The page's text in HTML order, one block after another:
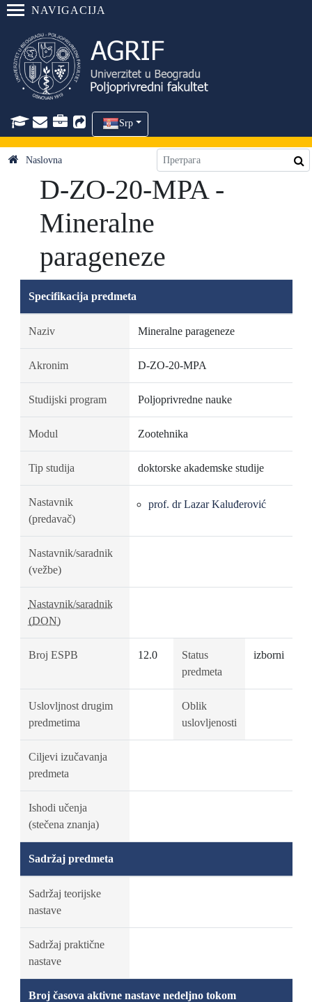
NAVIGACIJA
Srp
Naslovna
D-ZO-20-MPA -
Mineralne
parageneze
Specifikacija predmeta
Naziv Mineralne parageneze
Akronim D-ZO-20-MPA
Studijski program Poljoprivredne nauke
Modul Zootehnika
Tip studija doktorske akademske studije
Nastavnik
(predavač)
prof. dr Lazar Kaluđerović
Nastavnik/saradnik
(vežbe)
Nastavnik/saradnik
(DON)
Broj ESPB 12.0
Status
predmeta
izborni
Uslovljnost drugim
predmetima
Oblik
uslovljenosti
Ciljevi izučavanja
predmeta
Ishodi učenja
(stečena znanja)
Sadržaj predmeta
Sadržaj teorijske
nastave
Sadržaj praktične
nastave
Broj časova aktivne nastave nedeljno tokom